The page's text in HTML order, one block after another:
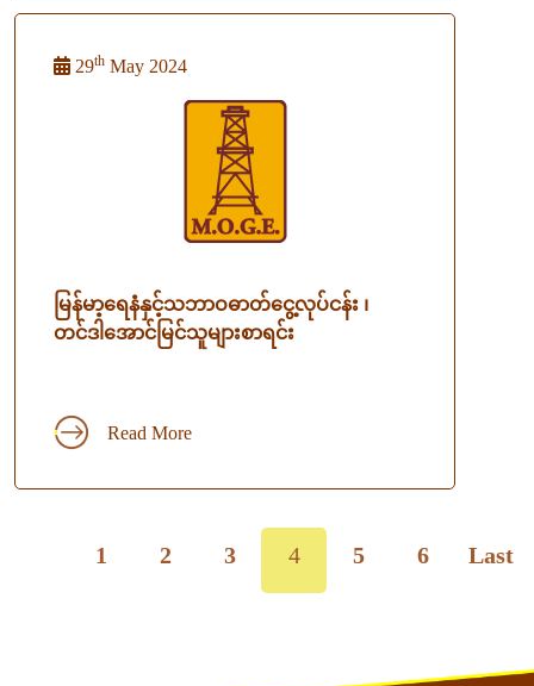
29th May 2024
မြန်မာ့ရေနံနှင့်သဘာဝဓာတ်ငွေ့လုပ်ငန်း ၊
တင်ဒါအောင်မြင်သူများစာရင်း
Read More
1 2 3 4 5 6 Last